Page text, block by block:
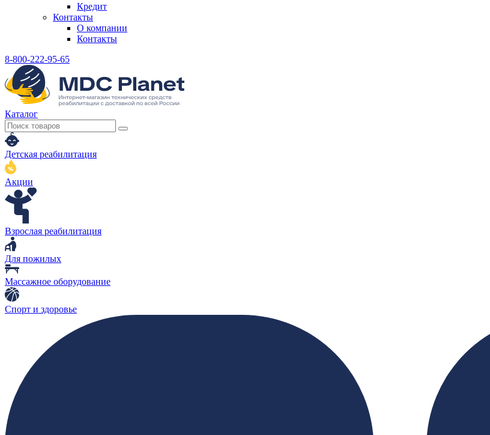
Кредит
Контакты
О компании
Контакты
8-800-222-95-65
Каталог
Детская реабилитация
Акции
Взрослая реабилитация
Для пожилых
Массажное оборудование
Спорт и здоровье